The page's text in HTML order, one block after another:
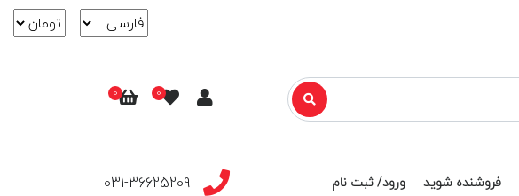
0
0
فروشنده شوید ورود/ ثبت نام 031-36625209